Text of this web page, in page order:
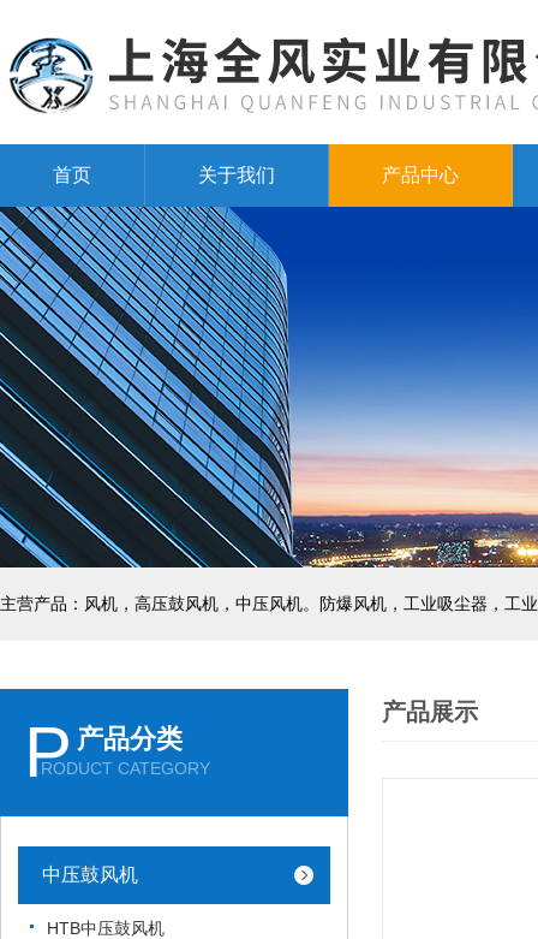
首页 关于我们 产品中心
主营产品：风机，高压鼓风机，中压风机。防爆风机，工业吸尘器，工
P 产品分类
RODUCT CATEGORY
中压鼓风机
HTB中压鼓风机
产品展示